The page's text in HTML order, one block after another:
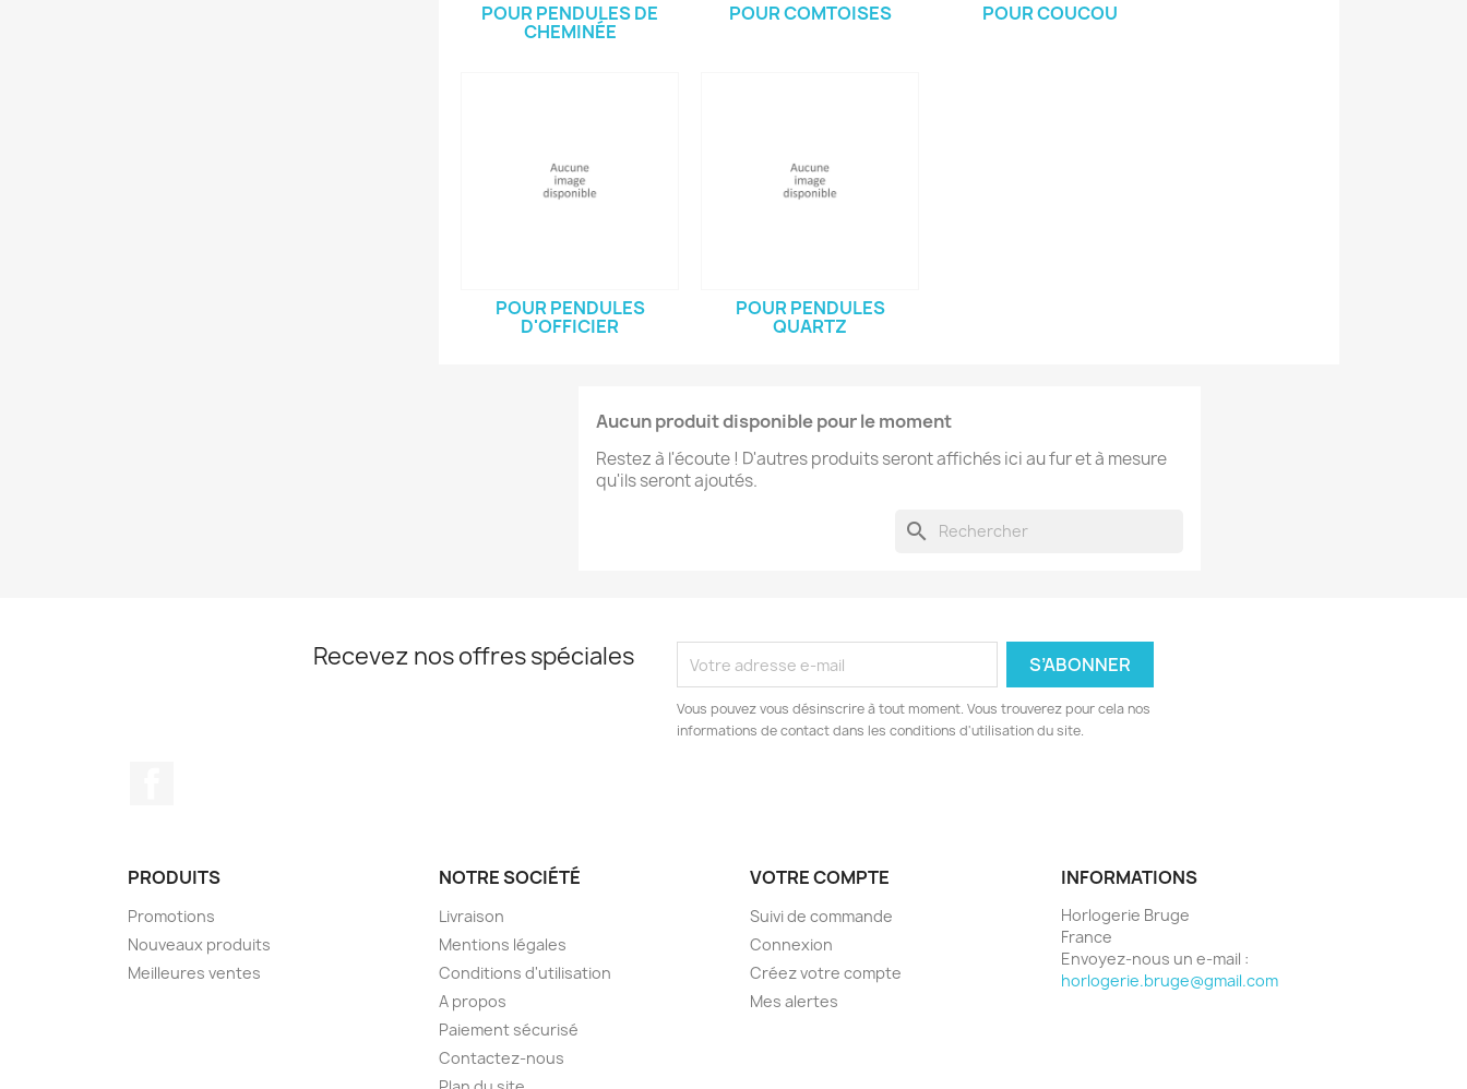
POUR PENDULES DE
CHEMINÉE
POUR COMTOISES POUR COUCOU
POUR PENDULES
D'OFFICIER
POUR PENDULES
QUARTZ
Aucun produit disponible pour le moment
Restez à l'écoute ! D'autres produits seront affichés ici au fur et à mesure
qu'ils seront ajoutés.
search
Recevez nos offres spéciales
Vous pouvez vous désinscrire à tout moment. Vous trouverez pour cela nos
informations de contact dans les conditions d'utilisation du site.
PRODUITS
Promotions
Nouveaux produits
Meilleures ventes
NOTRE SOCIÉTÉ
Livraison
Mentions légales
Conditions d'utilisation
A propos
Paiement sécurisé
Contactez-nous
VOTRE COMPTE
Suivi de commande
Connexion
Créez votre compte
Mes alertes
INFORMATIONS
Horlogerie Bruge
France
Envoyez-nous un e-mail :
horlogerie.bruge@gmail.com